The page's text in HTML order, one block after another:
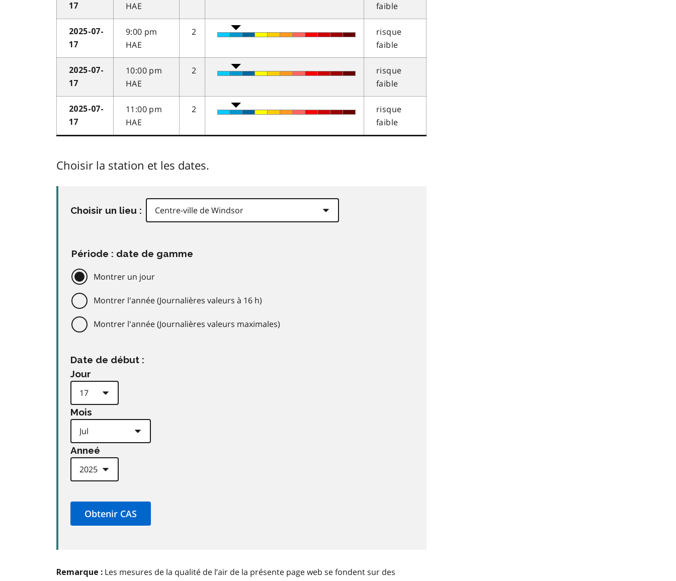
17
HAE
faible
2025-07-
17
9:00 pm
HAE
2
risque
faible
2025-07-
17
10:00 pm
HAE
2
risque
faible
2025-07-
17
11:00 pm
HAE
2
risque
faible
Choisir la station et les dates.
Choisir un lieu :
Période : date de gamme
Montrer un jour
Montrer l'année (Journalières valeurs à 16 h)
Montrer l'année (Journalières valeurs maximales)
Date de début :
Jour
Mois
Anneé
Remarque : Les mesures de la qualité de l’air de la présente page web se fondent sur des